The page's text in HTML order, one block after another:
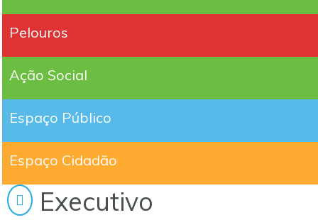
Pelouros
Ação Social
Espaço Público
Espaço Cidadão
Executivo